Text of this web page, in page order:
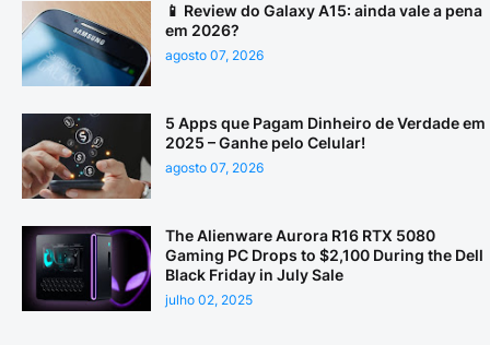
📱 Review do Galaxy A15: ainda vale a pena
em 2026?
agosto 07, 2026
5 Apps que Pagam Dinheiro de Verdade em
2025 – Ganhe pelo Celular!
agosto 07, 2026
The Alienware Aurora R16 RTX 5080
Gaming PC Drops to $2,100 During the Dell
Black Friday in July Sale
julho 02, 2025